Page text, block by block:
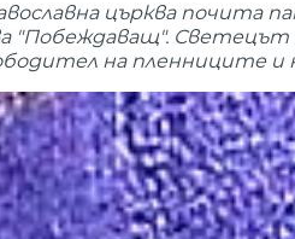
църква почита
"Побеждаващ".
на пленниците и